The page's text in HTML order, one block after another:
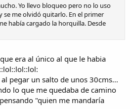
Yo llevo bloqueo pero no lo uso
se me olvidó quitarlo. En el primer
había cargado la horquilla. Desde
era al único al que le habia
pegar un salto de unos 30cms...
lo que me quedaba de camino
"quien me mandaría